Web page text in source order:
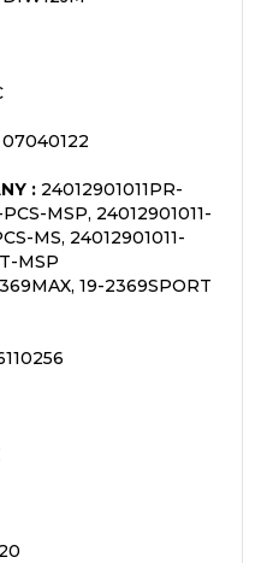
07040122
: 24012901011PR-
MSP, 24012901011-
MS, 24012901011-
MSP
19-2369SPORT